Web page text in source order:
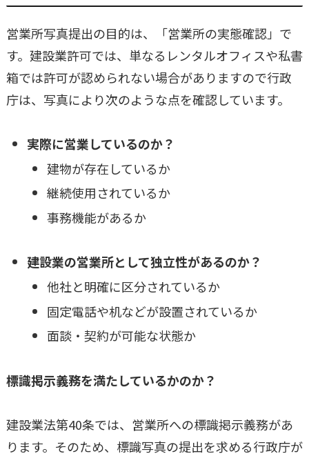
営業所写真提出の目的は、「営業所の実態確認」で
す。建設業許可では、単なるレンタルオフィスや私書
箱では許可が認められない場合がありますので行政
庁は、写真により次のような点を確認しています。
実際に営業しているのか？
建物が存在しているか
継続使用されているか
事務機能があるか
建設業の営業所として独立性があるのか？
他社と明確に区分されているか
固定電話や机などが設置されているか
面談・契約が可能な状態か
標識掲示義務を満たしているかのか？
建設業法第40条では、営業所への標識掲示義務があ
ります。そのため、標識写真の提出を求める行政庁が